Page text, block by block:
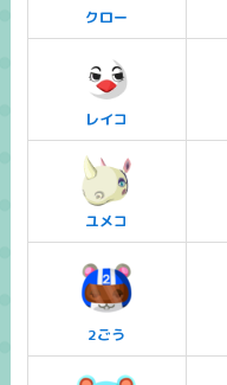
クロー
レイコ
ユメコ
2ごう